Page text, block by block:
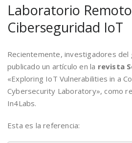
Laboratorio
Ciberseguridad IoT
Recientemente, investigadores del
publicado un artículo en la revista
«Exploring IoT Vulnerabilities in a
Cybersecurity Laboratory», como
In4Labs.
Esta es la referencia: